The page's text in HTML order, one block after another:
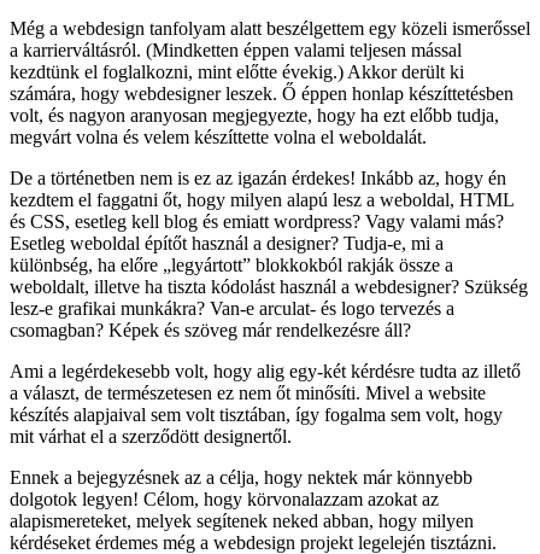
Még a webdesign tanfolyam alatt beszélgettem egy közeli ismerőssel
a karrierváltásról. (Mindketten éppen valami teljesen mással
kezdtünk el foglalkozni, mint előtte évekig.) Akkor derült ki
számára, hogy webdesigner leszek. Ő éppen honlap készíttetésben
volt, és nagyon aranyosan megjegyezte, hogy ha ezt előbb tudja,
megvárt volna és velem készíttette volna el weboldalát.
De a történetben nem is ez az igazán érdekes! Inkább az, hogy én
kezdtem el faggatni őt, hogy milyen alapú lesz a weboldal, HTML
és CSS, esetleg kell blog és emiatt wordpress? Vagy valami más?
Esetleg weboldal építőt használ a designer? Tudja-e, mi a
különbség, ha előre „legyártott” blokkokból rakják össze a
weboldalt, illetve ha tiszta kódolást használ a webdesigner? Szükség
lesz-e grafikai munkákra? Van-e arculat- és logo tervezés a
csomagban? Képek és szöveg már rendelkezésre áll?
Ami a legérdekesebb volt, hogy alig egy-két kérdésre tudta az illető
a választ, de természetesen ez nem őt minősíti. Mivel a website
készítés alapjaival sem volt tisztában, így fogalma sem volt, hogy
mit várhat el a szerződött designertől.
Ennek a bejegyzésnek az a célja, hogy nektek már könnyebb
dolgotok legyen! Célom, hogy körvonalazzam azokat az
alapismereteket, melyek segítenek neked abban, hogy milyen
kérdéseket érdemes még a webdesign projekt legelején tisztázni.